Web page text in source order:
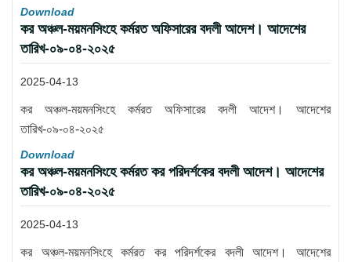
Download
কর অঞ্চল-ময়মনসিংহে কর্মরত অফিসারের বদলী আদেশ। আদেশের
তারিখ-০৯-০৪-২০২৫
2025-04-13
কর অঞ্চল-ময়মনসিংহে কর্মরত অফিসারের বদলী আদেশ। আদেশের
তারিখ-০৯-০৪-২০২৫
Download
কর অঞ্চল-ময়মনসিংহে কর্মরত কর পরিদর্শকের বদলী আদেশ। আদেশের
তারিখ-০৯-০৪-২০২৫
2025-04-13
কর অঞ্চল-ময়মনসিংহে কর্মরত কর পরিদর্শকের বদলী আদেশ। আদেশের